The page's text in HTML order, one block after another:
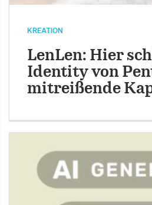
KREATION
LenLen: Hier
Identity von
mitreißende